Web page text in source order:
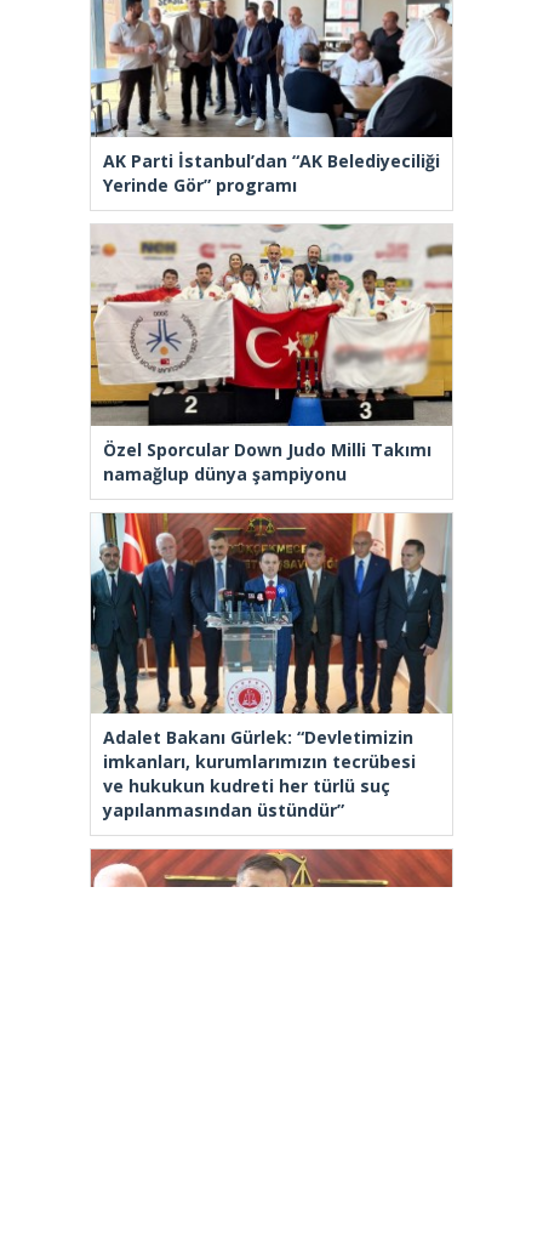
AK Parti İstanbul’dan “AK Belediyeciliği
Yerinde Gör” programı
Özel Sporcular Down Judo Milli Takımı
namağlup dünya şampiyonu
Adalet Bakanı Gürlek: “Devletimizin
imkanları, kurumlarımızın tecrübesi
ve hukukun kudreti her türlü suç
yapılanmasından üstündür”